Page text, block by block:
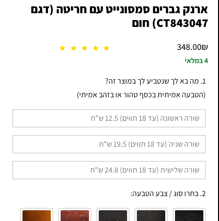
ארנק גברים סמסונייט עם חריטה (דגם
CT843047) חום
348.00₪
4 במלאי
1. מה בא לך שנטביע לך במוצר זה?
(הטבעה אמיתית בכסף טהור או בזהב אמיתי)
2. בחרו סוג / צבע הטבעה: